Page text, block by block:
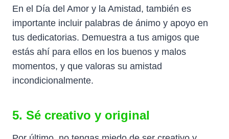
En el Día del Amor y la Amistad, también es
importante incluir palabras de ánimo y apoyo en
tus dedicatorias. Demuestra a tus amigos que
estás ahí para ellos en los buenos y malos
momentos, y que valoras su amistad
incondicionalmente.
5. Sé creativo y original